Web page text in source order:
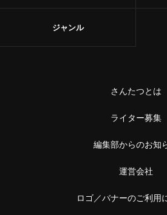
ジャンル
さんたつとは
ライター募集
編集部からのお知
運営会社
ロゴ／バナーのご利用